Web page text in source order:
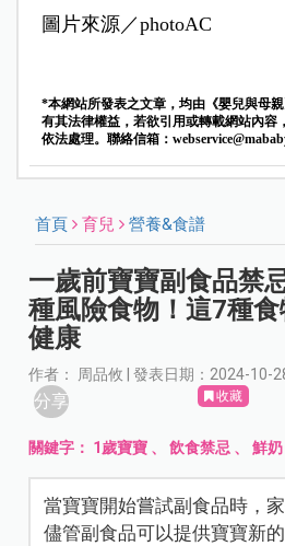
圖片來源／photoAC
*本網站所發表之文章，均由《嬰兒與母
有其法律權益，若欲引用或轉載網站內容
依法處理。聯絡信箱：
首頁 育兒 營養&食譜
一歲前寶寶副食品禁
種風險食物！這7種
健康
作者： 周品攸 | 發表日期：2024-10-
分享 收藏
關鍵字： 1歲寶寶 、飲食禁忌 、鮮奶
當寶寶開始嘗試副食品時，
儘管副食品可以提供寶寶新